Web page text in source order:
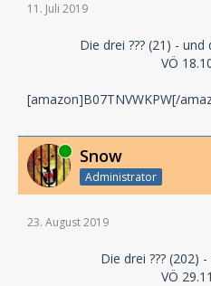
11. Juli 2019
Die drei ??? (21) -
VÖ
[amazon]B07TNVWKPW[/
Online Snow
Administrator
23. August 2019
Die drei ??? (202)
VÖ